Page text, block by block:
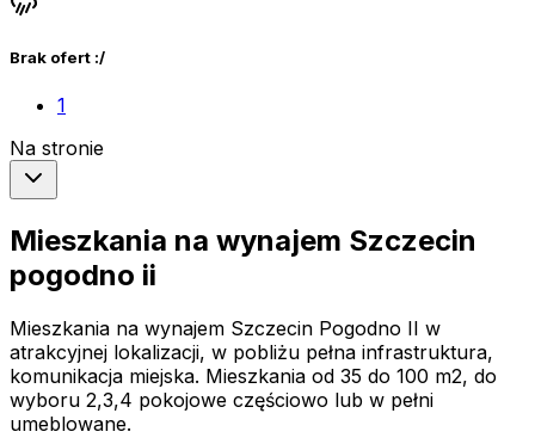
Brak ofert :/
1
Na stronie
Mieszkania na wynajem Szczecin
pogodno ii
Mieszkania na wynajem Szczecin Pogodno II w
atrakcyjnej lokalizacji, w pobliżu pełna infrastruktura,
komunikacja miejska. Mieszkania od 35 do 100 m2, do
wyboru 2,3,4 pokojowe częściowo lub w pełni
umeblowane.